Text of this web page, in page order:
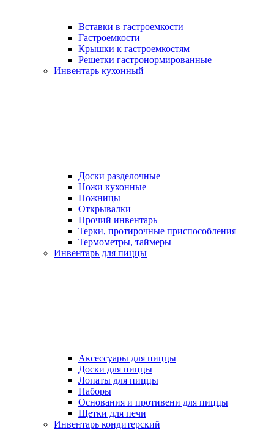
Вставки в гастроемкости
Гастроемкости
Крышки к гастроемкостям
Решетки гастронормированные
Инвентарь кухонный
Доски разделочные
Ножи кухонные
Ножницы
Открывалки
Прочий инвентарь
Терки, протирочные приспособления
Термометры, таймеры
Инвентарь для пиццы
Аксессуары для пиццы
Доски для пиццы
Лопаты для пиццы
Наборы
Основания и противени для пиццы
Щетки для печи
Инвентарь кондитерский